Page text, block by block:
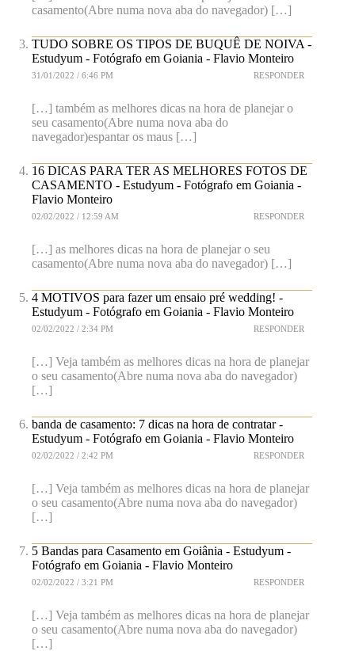
casamento(Abre numa nova aba do navegador) […]
TUDO SOBRE OS TIPOS DE BUQUÊ DE NOIVA -
Estudyum - Fotógrafo em Goiania - Flavio Monteiro
31/01/2022 / 6:46 PM RESPONDER
[…] também as melhores dicas na hora de planejar o
seu casamento(Abre numa nova aba do
navegador)espantar os maus […]
16 DICAS PARA TER AS MELHORES FOTOS DE
CASAMENTO - Estudyum - Fotógrafo em Goiania -
Flavio Monteiro
02/02/2022 / 12:59 AM RESPONDER
[…] as melhores dicas na hora de planejar o seu
casamento(Abre numa nova aba do navegador) […]
4 MOTIVOS para fazer um ensaio pré wedding! -
Estudyum - Fotógrafo em Goiania - Flavio Monteiro
02/02/2022 / 2:34 PM RESPONDER
[…] Veja também as melhores dicas na hora de planejar
o seu casamento(Abre numa nova aba do navegador)
[…]
banda de casamento: 7 dicas na hora de contratar -
Estudyum - Fotógrafo em Goiania - Flavio Monteiro
02/02/2022 / 2:42 PM RESPONDER
[…] Veja também as melhores dicas na hora de planejar
o seu casamento(Abre numa nova aba do navegador)
[…]
5 Bandas para Casamento em Goiânia - Estudyum -
Fotógrafo em Goiania - Flavio Monteiro
02/02/2022 / 3:21 PM RESPONDER
[…] Veja também as melhores dicas na hora de planejar
o seu casamento(Abre numa nova aba do navegador)
[…]